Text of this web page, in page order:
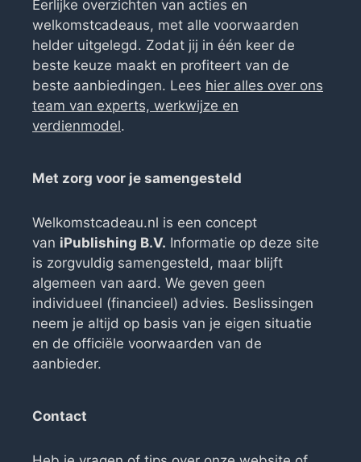
Eerlijke overzichten van acties en
welkomstcadeaus, met alle voorwaarden
helder uitgelegd. Zodat jij in één keer de
beste keuze maakt en profiteert van de
beste aanbiedingen. Lees hier alles over ons
team van experts, werkwijze en
verdienmodel.
Met zorg voor je samengesteld
Welkomstcadeau.nl is een concept
van iPublishing B.V. Informatie op deze site
is zorgvuldig samengesteld, maar blijft
algemeen van aard. We geven geen
individueel (financieel) advies. Beslissingen
neem je altijd op basis van je eigen situatie
en de officiële voorwaarden van de
aanbieder.
Contact